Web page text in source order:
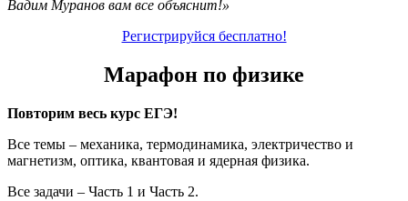
Вадим Муранов вам все объяснит!»
Регистрируйся бесплатно!
Марафон по физике
Повторим весь курс ЕГЭ!
Все темы – механика, термодинамика, электричество и
магнетизм, оптика, квантовая и ядерная физика.
Все задачи – Часть 1 и Часть 2.